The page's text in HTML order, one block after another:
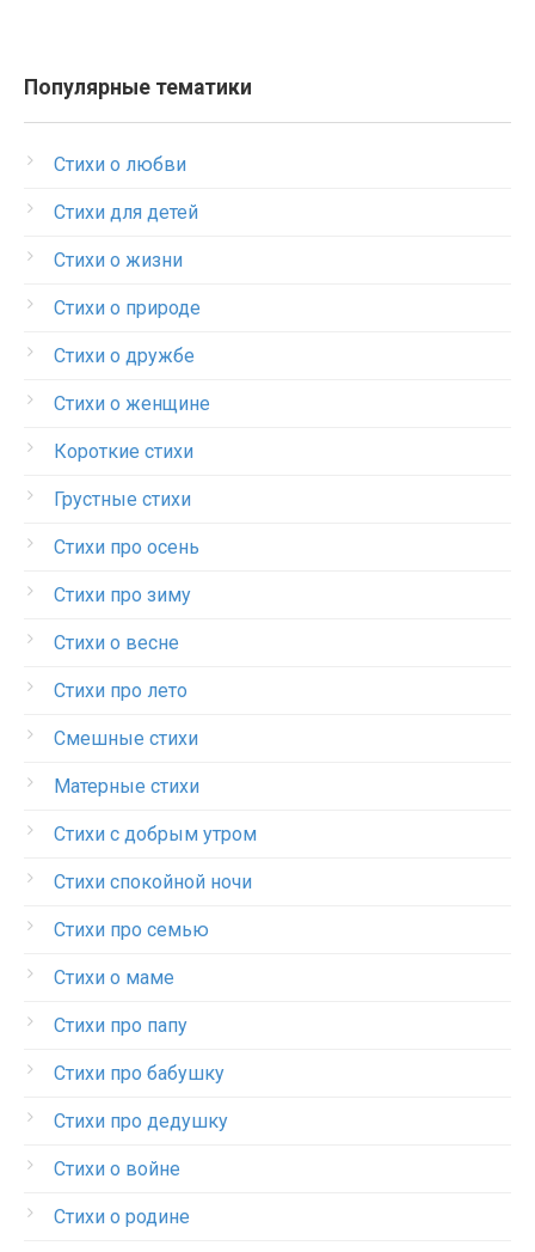
Популярные тематики
Стихи о любви
Стихи для детей
Стихи о жизни
Стихи о природе
Стихи о дружбе
Стихи о женщине
Короткие стихи
Грустные стихи
Стихи про осень
Стихи про зиму
Стихи о весне
Стихи про лето
Смешные стихи
Матерные стихи
Стихи с добрым утром
Стихи спокойной ночи
Стихи про семью
Стихи о маме
Стихи про папу
Стихи про бабушку
Стихи про дедушку
Стихи о войне
Стихи о родине